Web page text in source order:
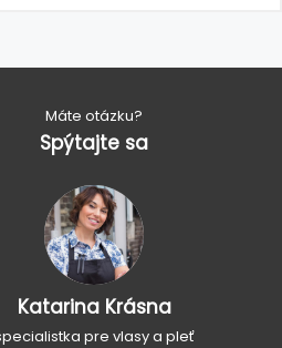
Máte otázku?
Spýtajte sa
Katarina Krásna
pre vlasy a pleť